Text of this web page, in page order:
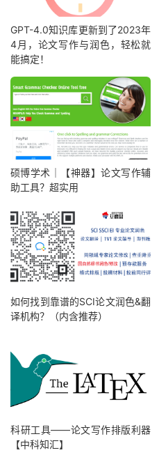
GPT-4.0知识库更新到了2023年
4月，论文写作与润色，轻松就
能搞定！
硕博学术｜【神器】论文写作辅
助工具？超实用
如何找到靠谱的SCI论文润色&翻
译机构？（内含推荐）
科研工具——论文写作排版利器
【中科知汇】